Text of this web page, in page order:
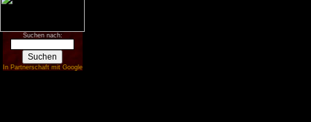
Suchen nach:
In Partnerschaft mit Google